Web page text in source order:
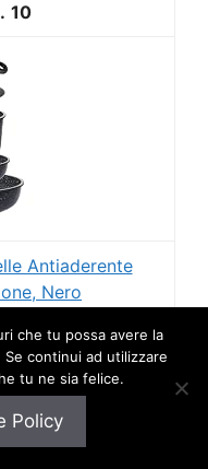
10
Antiaderente
Nero
che tu possa avere la
continui ad utilizzare
tu ne sia felice.
Policy